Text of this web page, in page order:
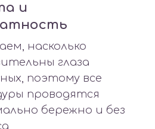
и
насколько
глаза
поэтому все
проводятся
бережно и без